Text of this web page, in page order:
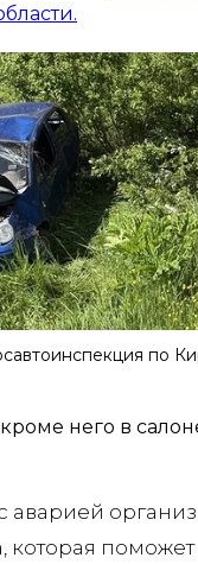
по
него в
аварией
которая поможет